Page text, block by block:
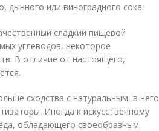
дынного или виноградного сока.
сладкий пищевой
углеводов, некоторое
В отличие от настоящего,
сходства с натуральным, в него
Иногда к искусственному
обладающего своеобразным